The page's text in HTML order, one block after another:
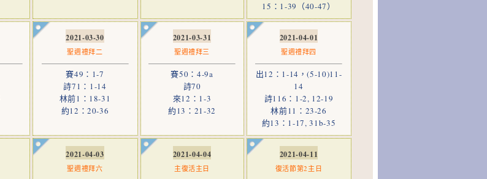
15：1-39（40-47）
2021-03-30
聖週禮拜二
賽49：1-7
詩71：1-14
林前1：18-31
約12：20-36
2021-03-31
聖週禮拜三
賽50：4-9a
詩70
來12：1-3
約13：21-32
2021-04-01
聖週禮拜四
出12：1-14，(5-10)11-
14
詩116：1-2, 12-19
林前11：23-26
約13：1-17, 31b-35
2021-04-03
聖週禮拜六
2021-04-04
主復活主日
2021-04-11
復活節第2主日